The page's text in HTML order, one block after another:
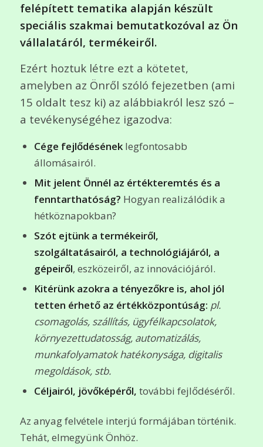
felépített tematika alapján készült
speciális szakmai bemutatkozóval az Ön
vállalatáról, termékeiről.
Ezért hoztuk létre ezt a kötetet,
amelyben az Önről szóló fejezetben (ami
15 oldalt tesz ki) az alábbiakról lesz szó –
a tevékenységéhez igazodva:
Cége fejlődéséneklegfontosabb
állomásairól.
Mit jelent Önnél az értékteremtés és a
fenntarthatóság? Hogyan realizálódik a
hétköznapokban?
Szót ejtünk a termékeiről,
szolgáltatásairól, a technológiájáról, a
gépeiről, eszközeiről, az innovációjáról.
Kitérünk azokra a tényezőkre is, ahol jól
tetten érhető az értékközpontúság: pl.
csomagolás, szállítás, ügyfélkapcsolatok,
környezettudatosság, automatizálás,
munkafolyamatok hatékonysága, digitalis
megoldások, stb.
Céljairól, jövőképéről, további fejlődéséről.
Az anyag felvétele interjú formájában történik.
Tehát, elmegyünk Önhöz.